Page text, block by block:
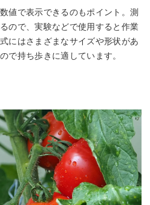
値で表示できるのもポイント。測
ので、実験などで使用すると作業
にはさまざまなサイズや形状があ
で持ち歩きに適しています。